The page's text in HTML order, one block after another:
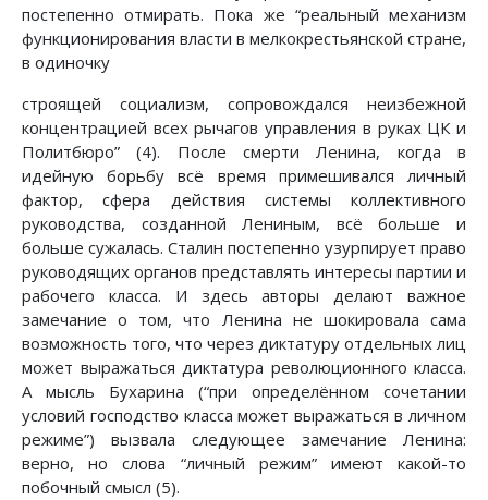
постепенно отмирать. Пока же “реальный механизм
функционирования власти в мелкокрестьянской стране,
в одиночку
строящей социализм, сопровождался неизбежной
концентрацией всех рычагов управления в руках ЦК и
Политбюро” (4). После смерти Ленина, когда в
идейную борьбу всё время примешивался личный
фактор, сфера действия системы коллективного
руководства, созданной Лениным, всё больше и
больше сужалась. Сталин постепенно узурпирует право
руководящих органов представлять интересы партии и
рабочего класса. И здесь авторы делают важное
замечание о том, что Ленина не шокировала сама
возможность того, что через диктатуру отдельных лиц
может выражаться диктатура революционного класса.
А мысль Бухарина (“при определённом сочетании
условий господство класса может выражаться в личном
режиме”) вызвала следующее замечание Ленина:
верно, но слова “личный режим” имеют какой-то
побочный смысл (5).